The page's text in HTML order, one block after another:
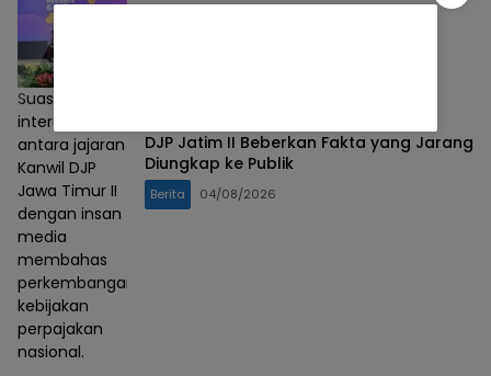
Suasana dialog
interaktif
antara jajaran
Kanwil DJP
Jawa Timur II
dengan insan
media
membahas
perkembangan
kebijakan
perpajakan
nasional.
DJP Jatim II Beberkan Fakta yang Jarang
Diungkap ke Publik
Berita 04/08/2026